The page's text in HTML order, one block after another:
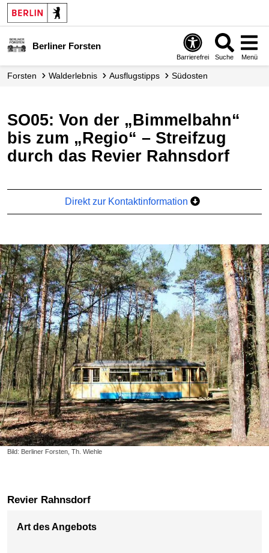
Berliner Forsten
Barrierefrei Suche Menü
Forsten Walderlebnis Ausflugstipps Südosten
SO05: Von der „Bimmelbahn“
bis zum „Regio“ – Streifzug
durch das Revier Rahnsdorf
Direkt zur Kontaktinformation
Bild: Berliner Forsten, Th. Wiehle
Revier Rahnsdorf
Art des Angebots